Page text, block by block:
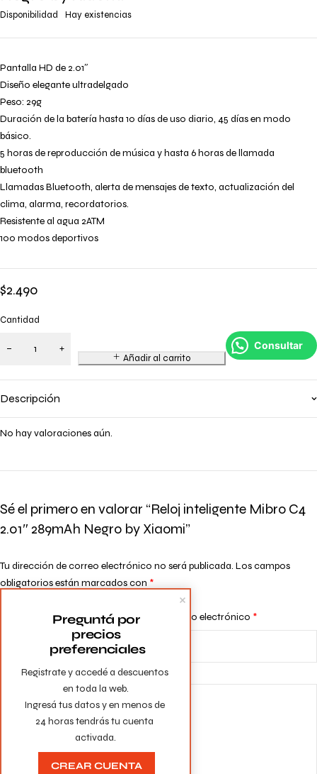
Disponibilidad Hay existencias
Pantalla HD de 2.01″
Diseño elegante ultradelgado
Peso: 29g
Duración de la batería hasta 10 días de uso diario, 45 días en modo
básico.
5 horas de reproducción de música y hasta 6 horas de llamada
bluetooth
Llamadas Bluetooth, alerta de mensajes de texto, actualización del
clima, alarma, recordatorios.
Resistente al agua 2ATM
100 modos deportivos
$2.490
Cantidad
Añadir al carrito
Consultar
Descripción
No hay valoraciones aún.
Sé el primero en valorar “Reloj inteligente Mibro C4
2.01″ 289mAh Negro by Xiaomi”
Tu dirección de correo electrónico no será publicada. Los campos
obligatorios están marcados con *
Tu valoración*
Correo electrónico *
Registrate y accedé a descuentos
en toda la web.
Ingresá tus datos y en menos de
24 horas tendrás tu cuenta
activada.
Preguntá por
precios
preferenciales
CREAR CUENTA